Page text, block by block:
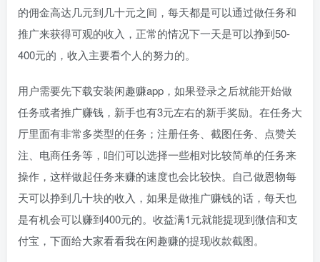
的佣金高达几元到几十元之间，每天都是可以通过做任务和
推广来获得可观的收入，正常的情况下一天是可以挣到50-
400元的，收入主要看个人的努力的。
用户需要先下载安装闲趣赚app，如果登录之后就能开始做
任务或者推广赚钱，新手也有3元左右的新手奖励。在任务大
厅里面有非常多类型的任务；注册任务、截图任务、点赞关
注、电商任务等，咱们可以选择一些相对比较简单的任务来
操作，这样做起任务来赚的速度也会比较快。自己做恩物每
天可以挣到几十块的收入，如果是做推广赚钱的话，每天也
是有机会可以赚到400元的。收益满1元就能提现到微信和支
付宝，下面给大家看看我在闲趣赚的提现收款截图。